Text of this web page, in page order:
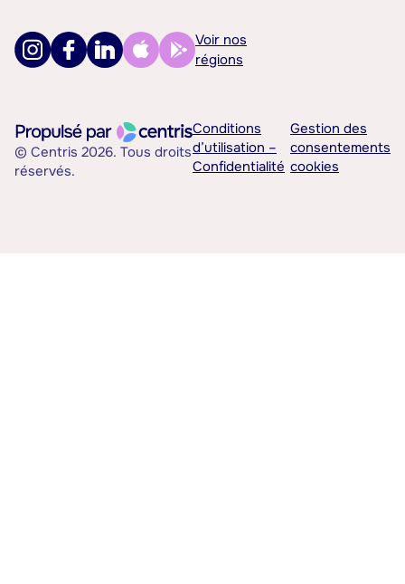
Voir nos
régions
© Centris 2026. Tous droits
réservés.
Conditions
d’utilisation –
Confidentialité
Gestion des
consentements
cookies